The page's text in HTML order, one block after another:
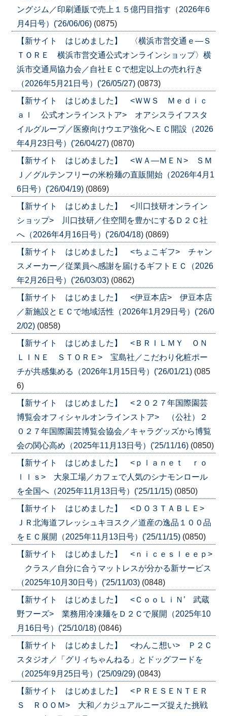
ングジム／印刷通販で売上１５億円目指す（2026年6
月4日号）('26/06/06) (0875)
【新サイト はじめました】 〈横浜市営交通ｅ―Ｓ
ＴＯＲＥ 横浜市営交通公式オンラインショップ〉横
浜市交通局協力会／自社ＥＣで想定以上の売れ行き
（2026年5月21日号）('26/05/27) (0873)
【新サイト はじめました】 <ＷＷＳ Ｍｅｄｉｃ
ａｌ 公式オンラインストア> オアシスライフスタ
イルグループ／医療向けウエア強化へＥＣ開設（2026
年4月23日号）('26/04/27) (0870)
【新サイト はじめました】 <ＷＡ―ＭＥＮ> ＳＭ
Ｊ／グルテンフリーの米粉麺の直販開始（2026年4月1
6日号）('26/04/19) (0869)
【新サイト はじめました】 <川口技研オンライン
ショップ> 川口技研／住空間を豊かにするＤ２Ｃ社
へ（2026年4月16日号）('26/04/18) (0869)
【新サイト はじめました】 <ちょこギフ> チャン
スメーカー／従業員へ感謝を届けるギフトＥＣ（2026
年2月26日号）('26/03/03) (0862)
【新サイト はじめました】 <伊豆本店> 伊豆本店
／新施設とＥＣで地域活性（2026年1月29日号）('26/0
2/02) (0858)
【新サイト はじめました】 <ＢＲＩＬＭＹ ＯＮ
ＬＩＮＥ ＳＴＯＲＥ> 宝島社／こだわり化粧ポー
チが共感集める（2026年1月15日号）('26/01/21) (085
6)
【新サイト はじめました】 <２０２７年国際園芸
博覧会オフィシャルオンラインストア> （公社）２
０２７年国際園芸博覧会協会／キャラグッズから博覧
会の関心高め（2025年11月13日号）('25/11/16) (0850)
【新サイト はじめました】 <ｐｌａｎｅｔ ｒｏ
ｌｌｓ> 大泉工場／カフェで人気のシナモンロール
を全国へ（2025年11月13日号）('25/11/15) (0850)
【新サイト はじめました】 <ＤＯ３ＴＡＢＬＥ>
ＪＲ北海道フレッシュキヨスク／道産の逸品１００品
をＥＣ展開（2025年11月13日号）('25/11/15) (0850)
【新サイト はじめました】 <ｎｉｃｅｓｌｅｅｐ>
クラス／自分に合うマットレスが分かる新サービス
（2025年10月30日号）('25/11/03) (0848)
【新サイト はじめました】 <ＣｏｏＬｉＮ’ 武蔵
野フーズ> 業務用冷凍麺をＤ２Ｃで展開（2025年10
月16日号）('25/10/18) (0846)
【新サイト はじめました】 <わんこ想い> Ｐ２Ｃ
スタジオ／「グリィちゃんねる」とドッグフードを
（2025年9月25日号）('25/09/29) (0843)
【新サイト はじめました】 <ＰＲＥＳＥＮＴＥＲ
Ｓ ＲＯＯＭ> 大和／カジュアルニーズ捉えた挑戦